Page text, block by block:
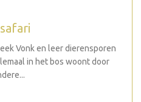
Vonk en leer dierensporen
in het bos woont door